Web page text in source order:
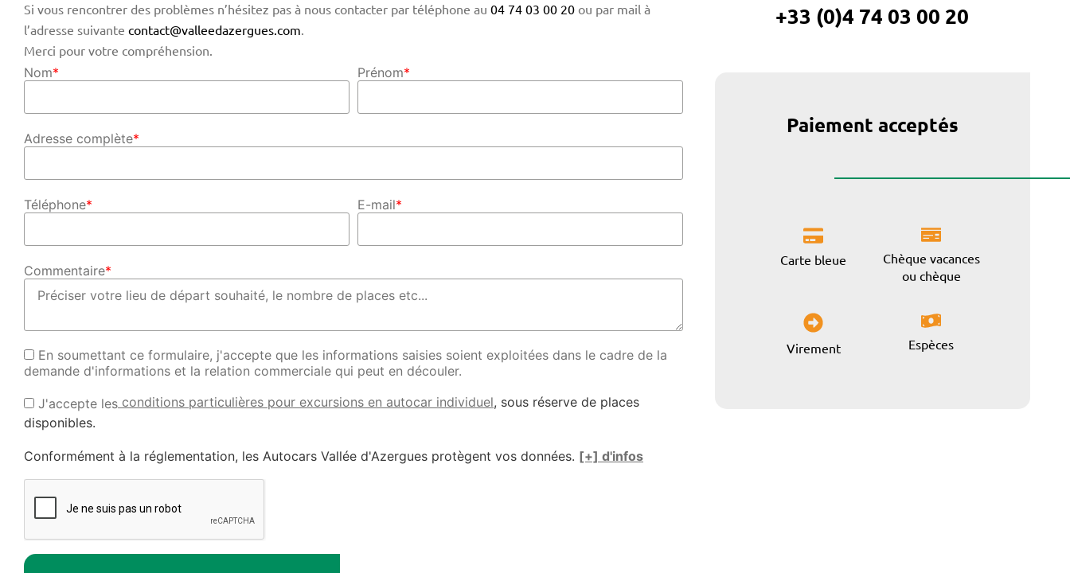
Si vous rencontrer des problèmes n’hésitez pas à nous contacter par téléphone au 04 74 03 00 20 ou par mail à
l’adresse suivante contact@valleedazergues.com.
Merci pour votre compréhension.
Nom* Prénom*
Adresse complète*
Téléphone* E-mail*
Commentaire*
En soumettant ce formulaire, j'accepte que les informations saisies soient exploitées dans le cadre de la
demande d'informations et la relation commerciale qui peut en découler.
J'accepte les conditions particulières pour excursions en autocar individuel, sous réserve de places
disponibles.
Conformément à la réglementation, les Autocars Vallée d'Azergues protègent vos données. [+] d'infos
+33 (0)4 74 03 00 20
Paiement acceptés
Carte bleue
Chèque vacances
ou chèque
Virement Espèces